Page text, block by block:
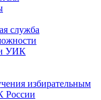
служба
УИК
избирательным
России